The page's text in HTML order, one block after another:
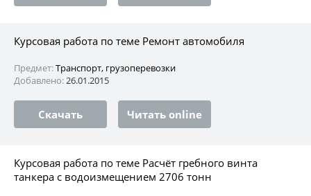
Курсовая работа по теме Ремонт автомобиля
Предмет:Транспорт, грузоперевозки
Добавлено:26.01.2015
Скачать Читать online
Курсовая работа по теме Расчёт гребного винта
танкера с водоизмещением 2706 тонн